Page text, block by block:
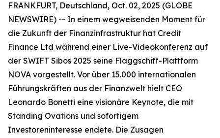
FRANKFURT, Deutschland, Oct. 02, 2025 (GLOBE
NEWSWIRE) -- In einem wegweisenden Moment für
die Zukunft der Finanzinfrastruktur hat Credit
Finance Ltd während einer Live-Videokonferenz auf
der SWIFT Sibos 2025 seine Flaggschiff-Plattform
NOVA vorgestellt. Vor über 15.000 internationalen
Führungskräften aus der Finanzwelt hielt CEO
Leonardo Bonetti eine visionäre Keynote, die mit
Standing Ovations und sofortigem
Investoreninteresse endete. Die Zusagen